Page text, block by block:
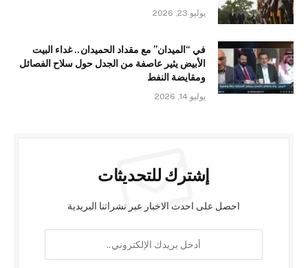
يوليو 23, 2026
في “الميدان” مع مقداد الحميدان.. غداء البيت
الأبيض يثير عاصفة من الجدل حول سلاح الفصائل
ومقايضة النفط
يوليو 14, 2026
إشترك للتحديثات
احصل على احدث الاخبار عبر نشراتنا البريدية